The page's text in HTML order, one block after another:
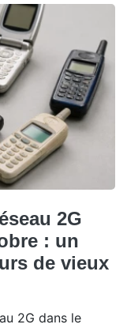
2G
: un
de vieux
2G dans le